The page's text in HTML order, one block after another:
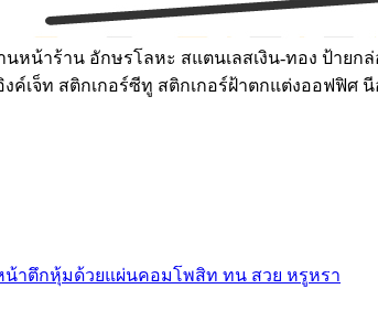
หน้าร้าน อักษรโลหะ สแตนเลสเงิน-ทอง ป้าย
ค์เจ็ท สติกเกอร์ซีทู สติกเกอร์ฝ้าตกแต่งออฟฟิศ
น้าตึกหุ้มด้วยแผ่นคอมโพสิท ทน สวย หรูหรา